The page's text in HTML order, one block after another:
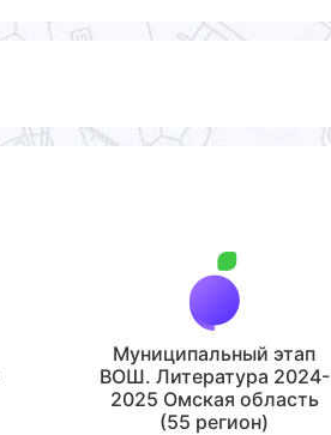
Муниципальный этап
ВОШ. Литература 2024-
2025 Омская область
(55 регион)